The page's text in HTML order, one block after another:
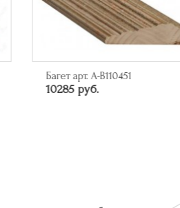
Арт-постер "Мой первый
миллиард"